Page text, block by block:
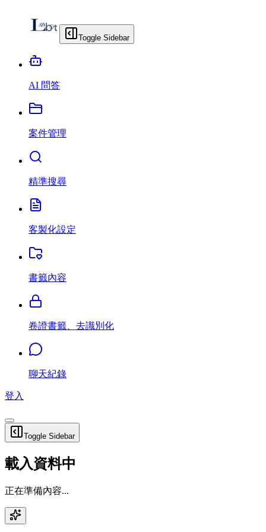
Toggle Sidebar
AI 問答
案件管理
精準搜尋
客製化設定
書籤內容
卷證書籤、去識別化
聊天紀錄
登入
Toggle Sidebar
載入資料中
正在準備內容...